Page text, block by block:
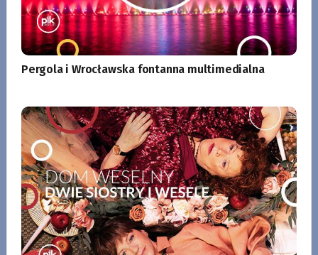
Pergola i Wrocławska fontanna multimedialna